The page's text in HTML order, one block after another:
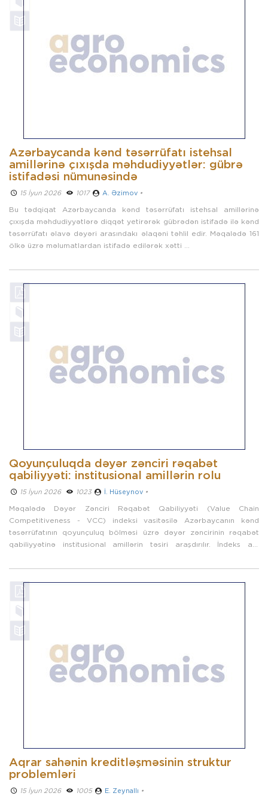
Azərbaycanda kənd təsərrüfatı istehsal
amillərinə çıxışda məhdudiyyətlər: gübrə
istifadəsi nümunəsində
15 İyun 2026 ­ 1017 A. Əzimov •
Bu tədqiqat Azərbaycanda kənd təsərrüfatı istehsal amillərinə
çıxışda məhdudiyyətlərə diqqət yetirərək gübrədən istifadə ilə kənd
təsərrüfatı əlavə dəyəri arasındakı əlaqəni təhlil edir. Məqalədə 161
ölkə üzrə məlumatlardan istifadə edilərək xətti ...
Qoyunçuluqda dəyər zənciri rəqabət
qabiliyyəti: institusional amillərin rolu
15 İyun 2026 ­ 1023 İ. Hüseynov •
Məqalədə Dəyər Zənciri Rəqabət Qabiliyyəti (Value Chain
Competitiveness - VCC) indeksi vasitəsilə Azərbaycanın kənd
təsərrüfatının qoyunçuluq bölməsi üzrə dəyər zəncirinin rəqabət
qabiliyyətinə institusional amillərin təsiri araşdırılır. İndeks altı
Aqrar sahənin kreditləşməsinin struktur
problemləri
15 İyun 2026 ­ 1005 E. Zeynallı •